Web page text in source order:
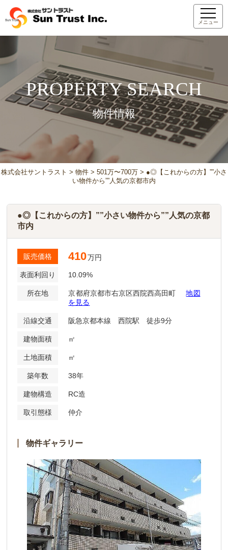
メニュー
PROPERTY SEARCH
物件情報
株式会社サントラスト > 物件 > 501万〜700万 > ●◎【これからの方】””小さ
い物件から””人気の京都市内
●◎【これからの方】””小さい物件から””人気の京都
市内
販売価格 410万円
表面利回り 10.09%
所在地 京都府京都市右京区西院西高田町
地図
を見る
沿線交通 阪急京都本線 西院駅 徒歩9分
建物面積 ㎡
土地面積 ㎡
築年数 38年
建物構造 RC造
取引態様 仲介
物件ギャラリー